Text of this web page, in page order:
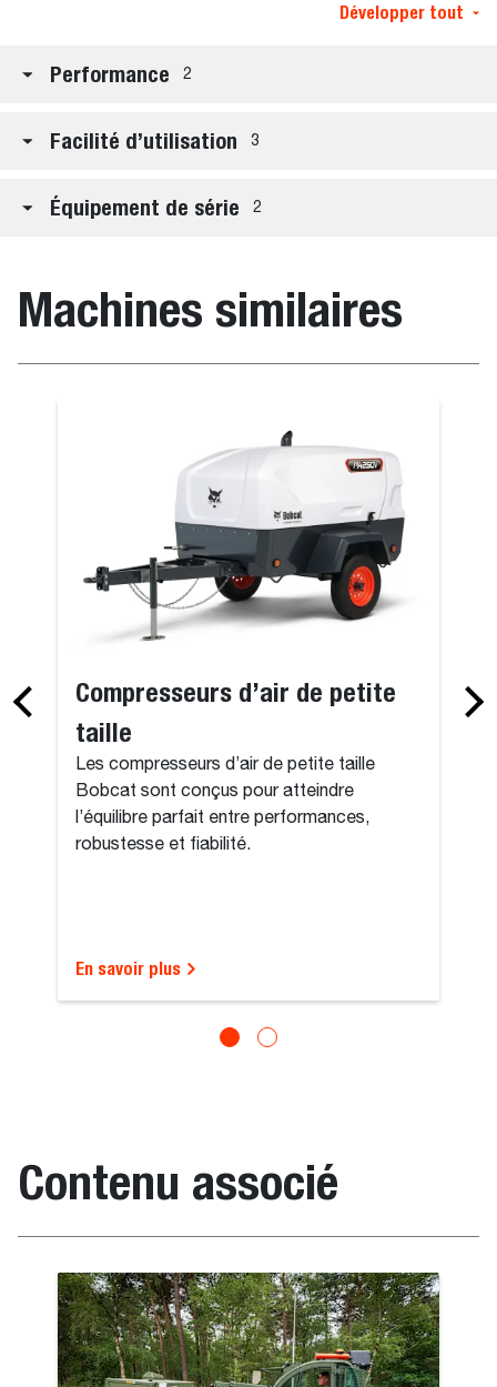
Développer tout
Performance 2
Facilité d’utilisation 3
Équipement de série 2
Machines similaires
Compresseurs d’air de petite
taille
Les compresseurs d’air de petite taille
Bobcat sont conçus pour atteindre
l’équilibre parfait entre performances,
robustesse et fiabilité.
En savoir plus
Contenu associé